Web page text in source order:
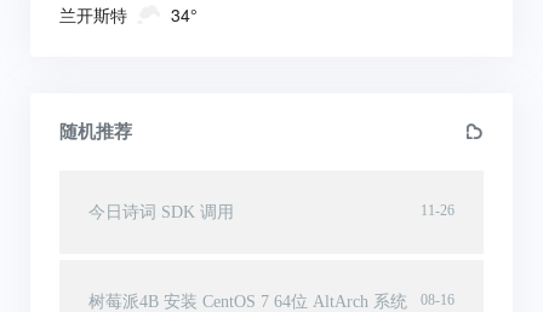
兰开斯特 34°
随机推荐
11-26
今日诗词 SDK 调用
08-16
树莓派4B 安装 CentOS 7 64位 AltArch 系统